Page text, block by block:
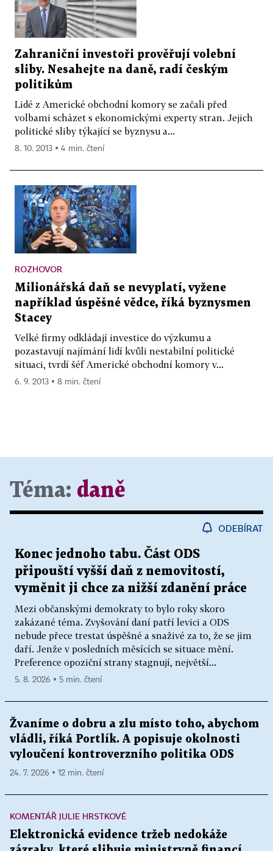
Zahraniční investoři prověřují volební
sliby. Nesahejte na daně, radí českým
politikům
Lidé z Americké obchodní komory se začali před
volbami scházet s ekonomickými experty stran. Jejich
politické sliby týkající se byznysu a...
8. 10. 2013 ▪ 4 min. čtení
ROZHOVOR
Milionářská daň se nevyplatí, vyžene
například úspěšné vědce, říká byznysmen
Stacey
Velké firmy odkládají investice do výzkumu a
pozastavují najímání lidí kvůli nestabilní politické
situaci, tvrdí šéf Americké obchodní komory v...
6. 9. 2013 ▪ 8 min. čtení
Téma: daně
ODEBÍRAT
Konec jednoho tabu. Část ODS
připouští vyšší daň z nemovitostí,
vyměnit ji chce za nižší zdanění práce
Mezi občanskými demokraty to bylo roky skoro
zakázané téma. Zvyšování daní patří levici a ODS
nebude přece trestat úspěšné a snaživé za to, že se jim
daří. Jenže v posledních měsících se situace mění.
Preference opoziční strany stagnují, největší...
5. 8. 2026 ▪ 5 min. čtení
Žvaníme o dobru a zlu místo toho, abychom
vládli, říká Portlík. A popisuje okolnosti
vyloučení kontroverzního politika ODS
24. 7. 2026 ▪ 12 min. čtení
KOMENTÁŘ JULIE HRSTKOVÉ
Elektronická evidence tržeb nedokáže